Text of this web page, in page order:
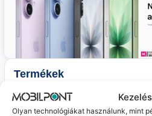
Kezelés
Olyan technológiákat használunk, mint
Termékek